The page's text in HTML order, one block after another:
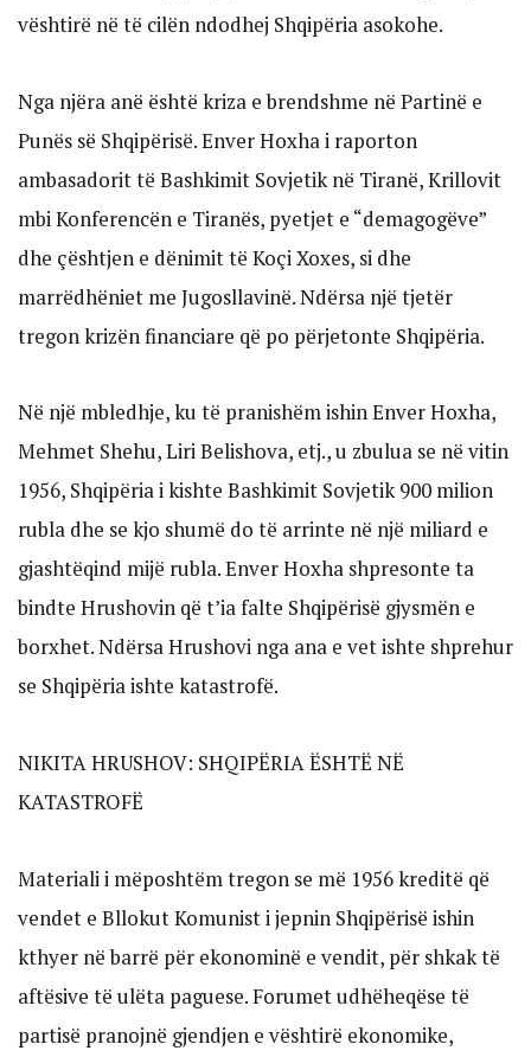
vështirë në të cilën ndodhej Shqipëria asokohe.
Nga njëra anë është kriza e brendshme në Partinë e
Punës së Shqipërisë. Enver Hoxha i raporton
ambasadorit të Bashkimit Sovjetik në Tiranë, Krillovit
mbi Konferencën e Tiranës, pyetjet e “demagogëve”
dhe çështjen e dënimit të Koçi Xoxes, si dhe
marrëdhëniet me Jugosllavinë. Ndërsa një tjetër
tregon krizën financiare që po përjetonte Shqipëria.
Në një mbledhje, ku të pranishëm ishin Enver Hoxha,
Mehmet Shehu, Liri Belishova, etj., u zbulua se në vitin
1956, Shqipëria i kishte Bashkimit Sovjetik 900 milion
rubla dhe se kjo shumë do të arrinte në një miliard e
gjashtëqind mijë rubla. Enver Hoxha shpresonte ta
bindte Hrushovin që t’ia falte Shqipërisë gjysmën e
borxhet. Ndërsa Hrushovi nga ana e vet ishte shprehur
se Shqipëria ishte katastrofë.
NIKITA HRUSHOV: SHQIPËRIA ËSHTË NË
KATASTROFË
Materiali i mëposhtëm tregon se më 1956 kreditë që
vendet e Bllokut Komunist i jepnin Shqipërisë ishin
kthyer në barrë për ekonominë e vendit, për shkak të
aftësive të ulëta paguese. Forumet udhëheqëse të
partisë pranojnë gjendjen e vështirë ekonomike,